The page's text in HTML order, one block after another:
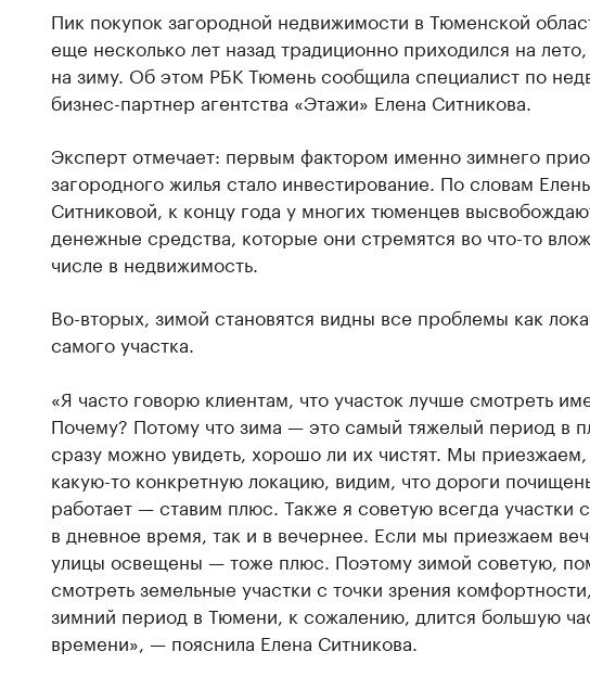
Пик покупок загородной недвижимости в Тюменской
еще несколько лет назад традиционно приходился на
на зиму. Об этом РБК Тюмень сообщила специалист по
бизнес-партнер агентства «Этажи» Елена Ситникова.
Эксперт отмечает: первым фактором именно зимнего
загородного жилья стало инвестирование. По словам
Ситниковой, к концу года у многих тюменцев
денежные средства, которые они стремятся во что-то
числе в недвижимость.
Во-вторых, зимой становятся видны все проблемы как
самого участка.
«Я часто говорю клиентам, что участок лучше смотреть
Почему? Потому что зима — это самый тяжелый период в
сразу можно увидеть, хорошо ли их чистят. Мы
какую-то конкретную локацию, видим, что дороги
работает — ставим плюс. Также я советую всегда участки
в дневное время, так и в вечернее. Если мы приезжаем
улицы освещены — тоже плюс. Поэтому зимой советую,
смотреть земельные участки с точки зрения
зимний период в Тюмени, к сожалению, длится большую
времени», — пояснила Елена Ситникова.